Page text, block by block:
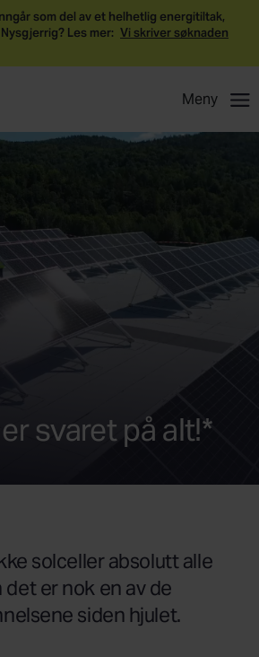
som del av et helhetlig energitiltak,
Les mer: Vi skriver søknaden
Meny
svaret på alt!*
solceller absolutt alle
er nok en av de
siden hjulet.